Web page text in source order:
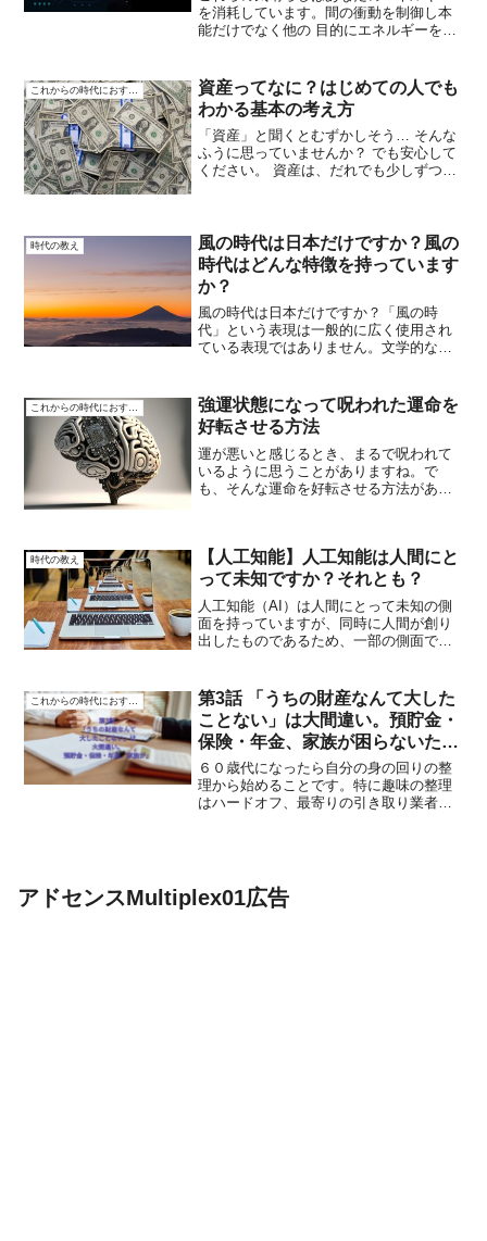
を消耗しています。間の衝動を制御し本
能だけでなく他の 目的にエネルギーを向
寄せるでしょう第1章: エネルギーの制御
と覚悟エネルギー...
これからの時代におすすめ
資産ってなに？はじめての人でも
わかる基本の考え方
「資産」と聞くとむずかしそう… そんな
ふうに思っていませんか？ でも安心して
ください。 資産は、だれでも少しずつ作
「資産」とはかん...
時代の教え
風の時代は日本だけですか？風の
時代はどんな特徴を持っています
か？
風の時代は日本だけですか？「風の時
代」という表現は一般的に広く使用され
ている表現ではありません。文学的なコ
ます。特定の文脈や意味に関連している
場合、その詳細な情報を提供...
これからの時代におすすめ
強運状態になって呪われた運命を
好転させる方法
運が悪いと感じるとき、まるで呪われて
いるように思うことがありますね。で
も、そんな運命を好転させる方法があり
ジティブな考え方を持つ...
時代の教え
【人工知能】人工知能は人間にと
って未知ですか？それとも？
人工知能（AI）は人間にとって未知の側
面を持っていますが、同時に人間が創り
出したものであるため、一部の側面では
学習能力: AIは機械学習や深層学習を通じ
て、膨大なデー...
第3話 「うちの財産なんて大した
ことない」は大間違い。預貯金・
保険・年金、家族が困らないため
の”お金の整理”を今すぐやってお
くべき理由。
６０歳代になったら自分の身の回りの整
理から始めることです。特に趣味の整理
はハードオフ、最寄りの引き取り業者何
アドセンスMultiplex01広告